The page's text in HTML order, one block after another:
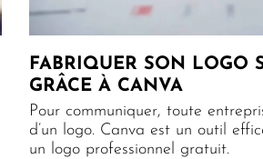
FABRIQUER SON LOGO
GRÂCE À CANVA
Pour communiquer, toute
d’un logo. Canva est un outil
un logo professionnel gratuit.